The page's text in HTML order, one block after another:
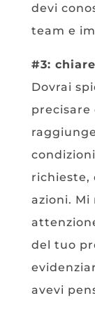
devi
team e
#3:
Dovrai
precisare
richieste,
azioni. Mi
del tuo
avevi